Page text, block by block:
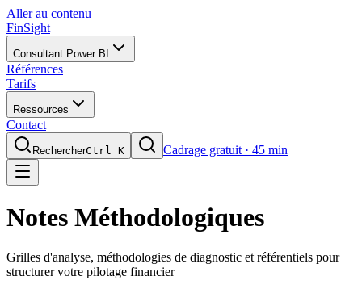
Aller au contenu
FinSight
Consultant Power BI
Références
Tarifs
Ressources
Contact
RechercherCtrl K Cadrage gratuit · 45 min
Notes Méthodologiques
Grilles d'analyse, méthodologies de diagnostic et référentiels pour
structurer votre pilotage financier